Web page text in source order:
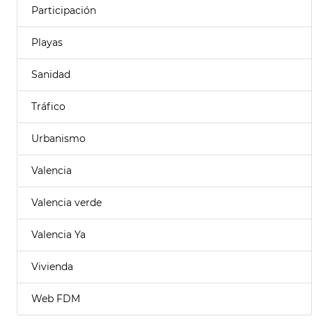
Participación
Playas
Sanidad
Tráfico
Urbanismo
Valencia
Valencia verde
Valencia Ya
Vivienda
Web FDM